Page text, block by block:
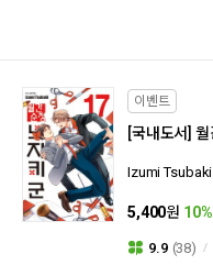
이벤트
[국내도서] 월
Izumi Tsubaki
5,400원 10%
9.9 (38)